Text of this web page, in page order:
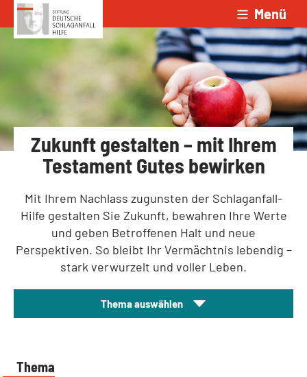
Zum Inhalt springen Menü
Zukunft gestalten – mit Ihrem
Testament Gutes bewirken
Mit Ihrem Nachlass zugunsten der Schlaganfall-
Hilfe gestalten Sie Zukunft, bewahren Ihre Werte
und geben Betroffenen Halt und neue
Perspektiven. So bleibt Ihr Vermächtnis lebendig –
stark verwurzelt und voller Leben.
Thema auswählen
Thema